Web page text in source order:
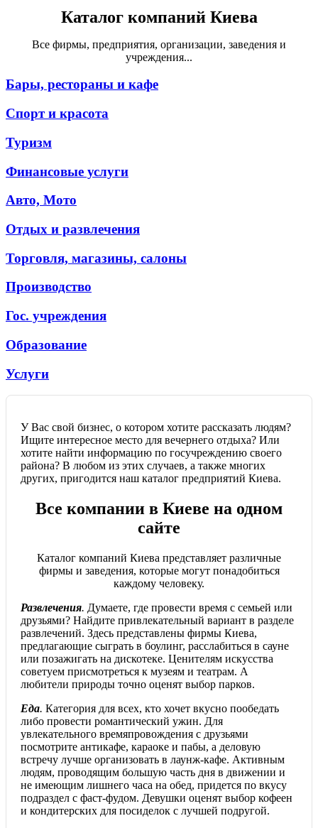
Каталог компаний Киева
Все фирмы, предприятия, организации, заведения и
учреждения...
Бары, рестораны и кафе
Спорт и красота
Туризм
Финансовые услуги
Авто, Мото
Отдых и развлечения
Торговля, магазины, салоны
Производство
Гос. учреждения
Образование
Услуги
У Вас свой бизнес, о котором хотите рассказать людям?
Ищите интересное место для вечернего отдыха? Или
хотите найти информацию по госучреждению своего
района? В любом из этих случаев, а также многих
других, пригодится наш каталог предприятий Киева.
Все компании в Киеве на одном
сайте
Каталог компаний Киева представляет различные
фирмы и заведения, которые могут понадобиться
каждому человеку.
Развлечения. Думаете, где провести время с семьей или
друзьями? Найдите привлекательный вариант в разделе
развлечений. Здесь представлены фирмы Киева,
предлагающие сыграть в боулинг, расслабиться в сауне
или позажигать на дискотеке. Ценителям искусства
советуем присмотреться к музеям и театрам. А
любители природы точно оценят выбор парков.
Еда. Категория для всех, кто хочет вкусно пообедать
либо провести романтический ужин. Для
увлекательного времяпровождения с друзьями
посмотрите антикафе, караоке и пабы, а деловую
встречу лучше организовать в лаунж-кафе. Активным
людям, проводящим большую часть дня в движении и
не имеющим лишнего часа на обед, придется по вкусу
подраздел с фаст-фудом. Девушки оценят выбор кофеен
и кондитерских для посиделок с лучшей подругой.